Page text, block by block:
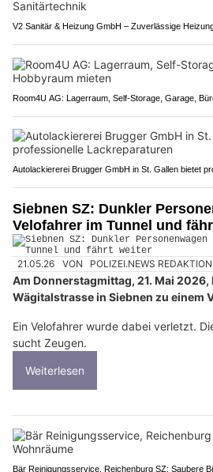
V2 Sanitär & Heizung GmbH – Zuverlässige
Room4U AG: Lagerraum, Self-Storage, Garage,
Autolackiererei Brugger GmbH in St. Gallen bietet
Siebnen SZ: Dunkler
Velofahrer im Tunnel und
21.05.26 VON POLIZEI.NEWS REDAKTION
Am Donnerstagmittag, 21. Mai 2026,
Wägitalstrasse in Siebnen zu einem
Ein Velofahrer wurde dabei verletzt.
sucht Zeugen.
Weiterlesen
Bär Reinigungsservice, Reichenburg SZ: Saubere